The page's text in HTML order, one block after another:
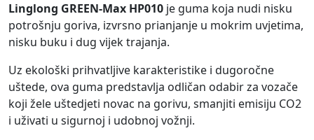
Linglong GREEN-Max HP010 je guma koja nudi nisku
potrošnju goriva, izvrsno prianjanje u mokrim uvjetima,
nisku buku i dug vijek trajanja.
Uz ekološki prihvatljive karakteristike i dugoročne
uštede, ova guma predstavlja odličan odabir za vozače
koji žele uštedjeti novac na gorivu, smanjiti emisiju CO2
i uživati u sigurnoj i udobnoj vožnji.